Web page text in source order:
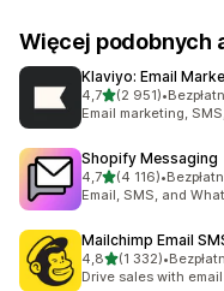
Więcej podobnych
Klaviyo: Email
4,7na 5 gwiazdek
(2 951)
Łączna liczba
•
Email marketing,
Shopify Messaging
4,7na 5 gwiazdek
(4 116)
Łączna liczba
•
Email, SMS, and
Mailchimp Email
4,8na 5 gwiazdek
(1 332)
Łączna liczba
•
Drive sales with